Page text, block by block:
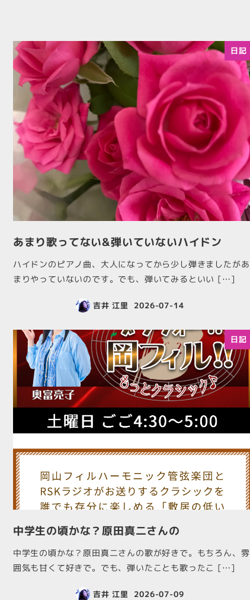
日記
あまり歌ってない&弾いていないハイドン
ハイドンのピアノ曲、大人になってから少し弾きましたがあ
まりやっていないのです。でも、弾いてみるといい […]
吉井 江里 2026-07-14
日記
中学生の頃かな？原田真二さんの
中学生の頃かな？原田真二さんの歌が好きで。もちろん、雰
囲気も甘くて好きで。でも、弾いたことも歌ったこ […]
吉井 江里 2026-07-09